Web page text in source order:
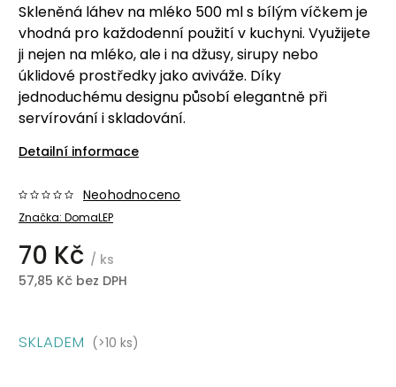
Skleněná láhev na mléko 500 ml s bílým víčkem je
vhodná pro každodenní použití v kuchyni. Využijete
ji nejen na mléko, ale i na džusy, sirupy nebo
úklidové prostředky jako aviváže. Díky
jednoduchému designu působí elegantně při
servírování i skladování.
Detailní informace
Značka: DomaLEP
Neohodnoceno
70 Kč / ks
57,85 Kč bez DPH
SKLADEM (>10 ks)